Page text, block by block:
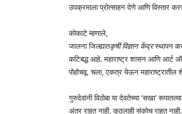
उपक्रमाला प्रोत्साहन देणे आणि विस्तार
कोकाटे म्हणाले,
जालना जिल्ह्यातकृषी विज्ञान केंद्रस्थापन
कटिबद्ध आहे. महाराष्ट्र शासन आणि आर्ट
पोहोचवू. चला, एकत्र येऊन महाराष्ट्रातील
गुरुदेवांनी विठोबा या देवतेच्या ‘सखा’
अंतर राहत नाही, कुठलाही संकोच राहत